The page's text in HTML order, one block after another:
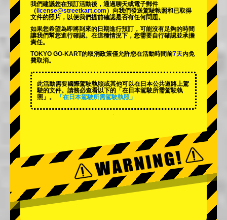
我們建議您在預訂活動後，通過聊天或電子郵件
（ license@streetkart.com ）向我們發送駕駛執照和已取得
文件的照片，以便我們提前確認是否有任何問題。
如果您希望為即將到來的日期進行預訂，可能沒有足夠的時間
讓我們幫您進行確認。在這種情況下，您需要自行確認並承擔
責任。
TOKYO GO-KART的取消政策僅允許您在活動時間前7天內免
費取消。
此活動需要國際駕駛執照或其他可以在日本公共道路上駕
駛的文件。請務必查看以下的「在日本駕駛所需駕駛執
照」。
「在日本駕駛所需駕駛執照」